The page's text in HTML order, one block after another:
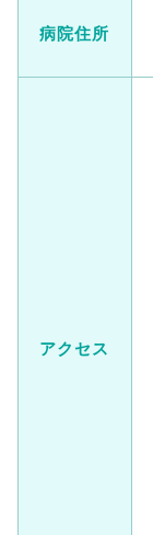
病院住所
アクセス